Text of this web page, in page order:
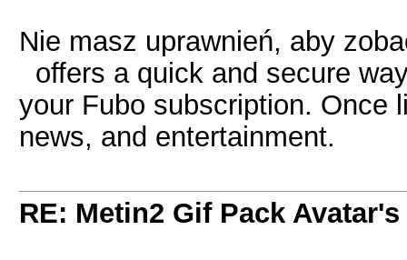
Nie masz uprawnień, aby
offers a quick and secure
your Fubo subscription. Once
news, and entertainment.
RE: Metin2 Gif Pack Avatar's